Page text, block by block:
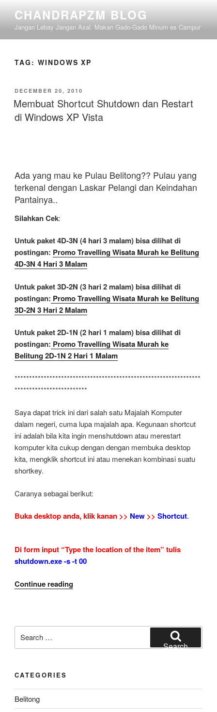
content
CHANDRAPZM BLOG
Jangan Lebay Jangan Asal. Makan Gado-Gado Minum es Campur
TAG: WINDOWS XP
POSTED
ON
DECEMBER 20, 2010
Membuat Shortcut Shutdown dan Restart
di Windows XP Vista
Ada yang mau ke Pulau Belitong?? Pulau yang
terkenal dengan Laskar Pelangi dan Keindahan
Pantainya..
Silahkan Cek:
Untuk paket 4D-3N (4 hari 3 malam) bisa dilihat di
postingan: Promo Travelling Wisata Murah ke Belitung
4D-3N 4 Hari 3 Malam
Untuk paket 3D-2N (3 hari 2 malam) bisa dilihat di
postingan: Promo Travelling Wisata Murah ke Belitung
3D-2N 3 Hari 2 Malam
Untuk paket 2D-1N (2 hari 1 malam) bisa dilihat di
postingan: Promo Travelling Wisata Murah ke
Belitung 2D-1N 2 Hari 1 Malam
****************************************************************
*************************
Saya dapat trick ini dari salah satu Majalah Komputer
dalam negeri, cuma lupa majalah apa. Kegunaan shortcut
ini adalah bila kita ingin menshutdown atau merestart
komputer kita cukup dengan dengan membuka desktop
kita, mengklik shortcut ini atau menekan kombinasi suatu
shortkey.
Caranya sebagai berikut:
Buka desktop anda, klik kanan >> New >> Shortcut.
Di form input “Type the location of the item” tulis
shutdown.exe -s -t 00
Continue reading“Membuat
Restart
for:
Search
CATEGORIES
Belitong